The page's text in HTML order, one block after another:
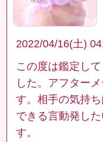
2022/04/16(土)
この度は鑑定し
した。アフター
す。相手の気持
できる言動発し
す。